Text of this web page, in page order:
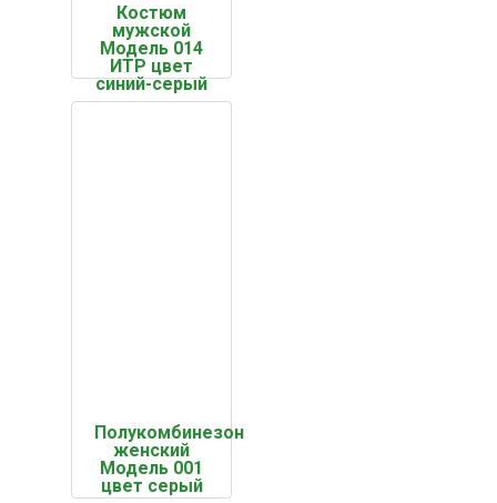
Костюм
мужской
Модель 014
ИТР цвет
синий-серый
Полукомбинезон
женский
Модель 001
цвет серый